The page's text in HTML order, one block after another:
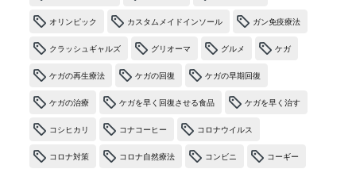
オリンピック カスタムメイドインソール ガン免疫療法
クラッシュギャルズ グリオーマ グルメ ケガ
ケガの再生療法 ケガの回復 ケガの早期回復
ケガの治療 ケガを早く回復させる食品 ケガを早く治す
コシヒカリ コナコーヒー コロナウイルス
コロナ対策 コロナ自然療法 コンビニ コーギー